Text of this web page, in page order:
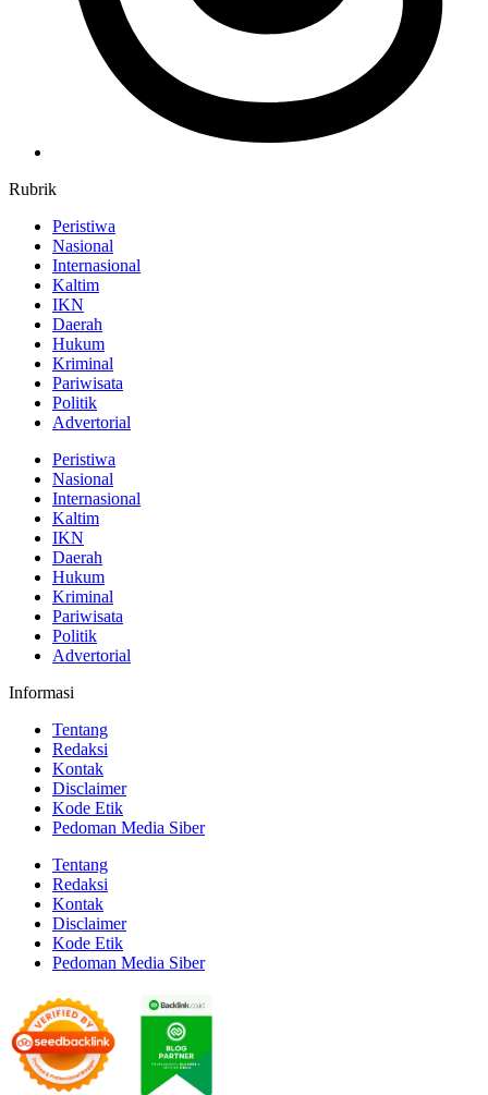
Rubrik
Peristiwa
Nasional
Internasional
Kaltim
IKN
Daerah
Hukum
Kriminal
Pariwisata
Politik
Advertorial
Peristiwa
Nasional
Internasional
Kaltim
IKN
Daerah
Hukum
Kriminal
Pariwisata
Politik
Advertorial
Informasi
Tentang
Redaksi
Kontak
Disclaimer
Kode Etik
Pedoman Media Siber
Tentang
Redaksi
Kontak
Disclaimer
Kode Etik
Pedoman Media Siber